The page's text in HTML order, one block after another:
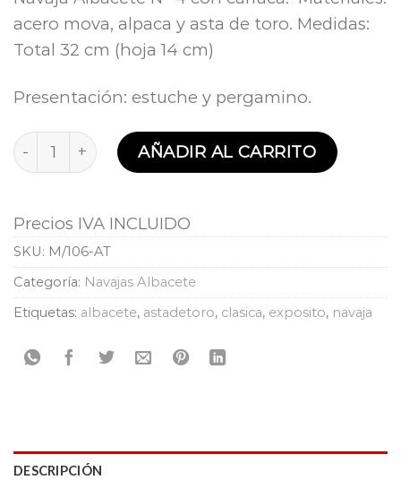
acero mova, alpaca y asta de toro. Medidas:
Total 32 cm (hoja 14 cm)
Presentación: estuche y pergamino.
Navaja Albacete Nº 4 acero mova, alpaca y asta
AÑADIR AL CARRITO
Precios IVA INCLUIDO
SKU: M/106-AT
Categoría: Navajas Albacete
Etiquetas: albacete, astadetoro, clasica, exposito, navaja
DESCRIPCIÓN